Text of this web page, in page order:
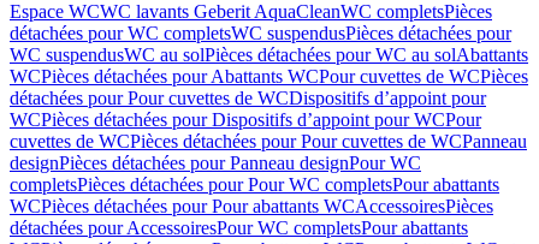
Espace WCWC lavants Geberit AquaCleanWC completsPièces
détachées pour WC completsWC suspendusPièces détachées pour
WC suspendusWC au solPièces détachées pour WC au solAbattants
WCPièces détachées pour Abattants WCPour cuvettes de WCPièces
détachées pour Pour cuvettes de WCDispositifs d’appoint pour
WCPièces détachées pour Dispositifs d’appoint pour WCPour
cuvettes de WCPièces détachées pour Pour cuvettes de WCPanneau
designPièces détachées pour Panneau designPour WC
completsPièces détachées pour Pour WC completsPour abattants
WCPièces détachées pour Pour abattants WCAccessoiresPièces
détachées pour AccessoiresPour WC completsPour abattants